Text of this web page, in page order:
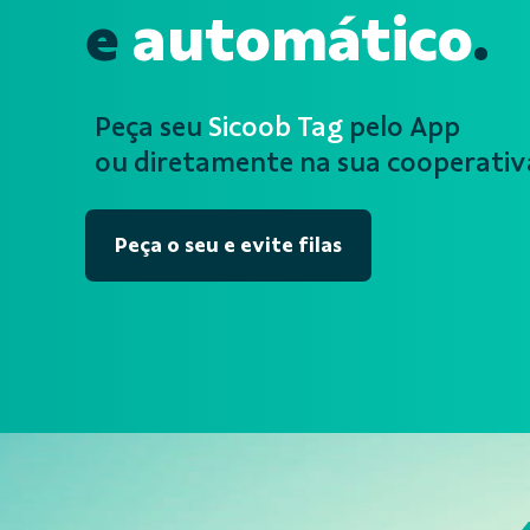
e automático.
Peça seu Sicoob Tag pelo App
ou diretamente na sua
Peça o seu e evite filas